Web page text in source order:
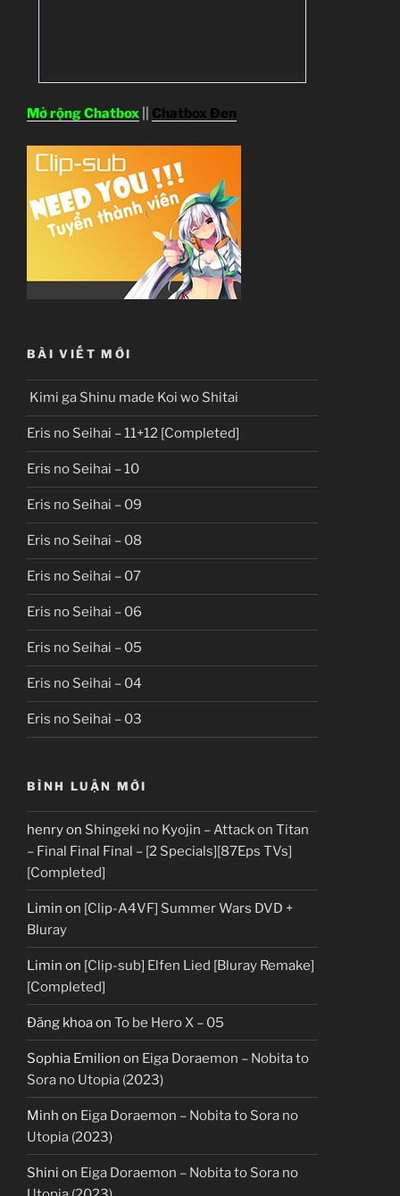
Mở rộng Chatbox Chatbox Đen
BÀI VIẾT MỚI
Kimi ga Shinu made Koi wo Shitai
Eris no Seihai – 11+12 [Completed]
Eris no Seihai – 10
Eris no Seihai – 09
Eris no Seihai – 08
Eris no Seihai – 07
Eris no Seihai – 06
Eris no Seihai – 05
Eris no Seihai – 04
Eris no Seihai – 03
BÌNH LUẬN MỚI
henryon Shingeki no Kyojin – Attack on Titan
– Final Final Final – [2 Specials][87Eps TVs]
[Completed]
Limin on [Clip-A4VF] Summer Wars DVD +
Bluray
Limin on [Clip-sub] Elfen Lied [Bluray Remake]
[Completed]
Đăng khoaon To be Hero X – 05
Sophia Emilion on Eiga Doraemon – Nobita to
Sora no Utopia (2023)
Minh on Eiga Doraemon – Nobita to Sora no
Utopia (2023)
Shini on Eiga Doraemon – Nobita to Sora no